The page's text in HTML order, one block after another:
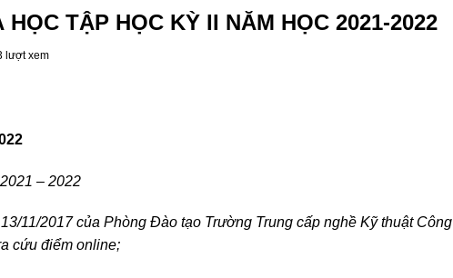
TẬP HỌC KỲ II NĂM HỌC 2021-2022
lượt xem
22
– 2022
13/11/2017của Phòng Đào tạo Trường Trung cấp nghề Kỹ thuật Công
cứu điểm online;